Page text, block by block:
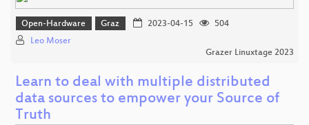
Open-Hardware Graz 2023-04-15
504
Leo Moser
Grazer Linuxtage 2023
Learn to deal with multiple distributed
data sources to empower your Source of
Truth